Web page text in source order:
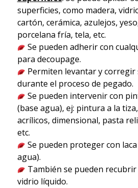
superficies, como madera,
cartón, cerámica, azulejos,
porcelana fría, tela, etc.
Se pueden adherir con
para decoupage.
Permiten levantar y
durante el proceso de pegado.
Se pueden intervenir con
(base agua), ej: pintura a la
acrílicos, dimensional, pasta
etc.
Se pueden proteger con
agua).
También se pueden
vidrio líquido.